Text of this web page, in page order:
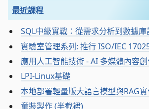
最近課程
SQL中級實戰：從需求分析到數據庫
實驗室管理系列: 推行 ISO/IEC
應用人工智能技術 - AI 多媒體內容
LPI-Linux基礎
本地部署輕量版大語言模型與RAG
童裝製作 (半截裙)